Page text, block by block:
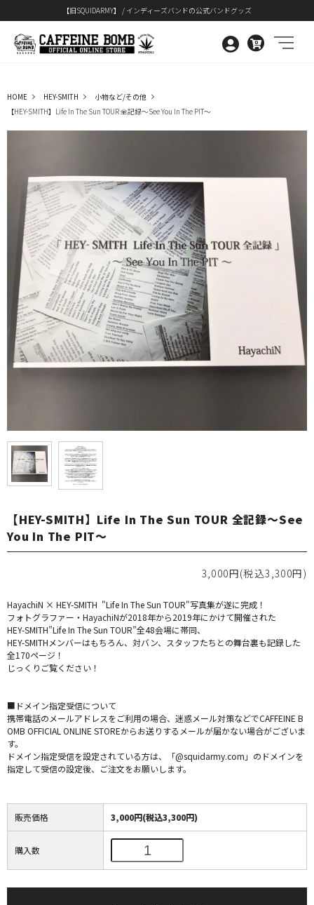
【旧SQUIDARMY】 / インディーズバンドの公式バンドグッズ
0
HOME HEY-SMITH
小物など/その他
【HEY-SMITH】Life In The Sun TOUR 全記録～See You In The PIT～
【HEY-SMITH】Life In The Sun TOUR 全記録～See
You In The PIT～
3,000円(税込3,300円)
HayachiN × HEY-SMITH "Life In The Sun TOUR"写真集が遂に完成！
フォトグラファー・HayachiNが2018年から2019年にかけて開催された
HEY-SMITH”Life In The Sun TOUR”全48会場に帯同、
HEY-SMITHメンバーはもちろん、対バン、スタッフたちとの舞台裏も記録した
全170ページ！
じっくりご覧ください！
■ドメイン指定受信について
携帯電話のメールアドレスをご利用の場合、迷惑メール対策などでCAFFEINE B
OMB OFFICIAL ONLINE STOREからお送りするメールが届かない場合がございま
す。
ドメイン指定受信を設定されている方は、「@squidarmy.com」のドメインを
指定して受信の設定後、ご注文をお願いします。
販売価格 3,000円(税込3,300円)
購入数